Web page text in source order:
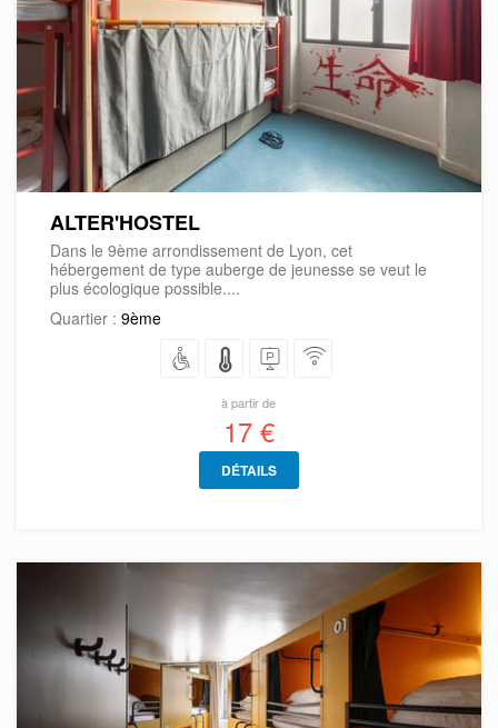
ALTER'HOSTEL
Dans le 9ème arrondissement de Lyon, cet
hébergement de type auberge de jeunesse se veut le
plus écologique possible....
Quartier : 9ème
à partir de
17 €
DÉTAILS